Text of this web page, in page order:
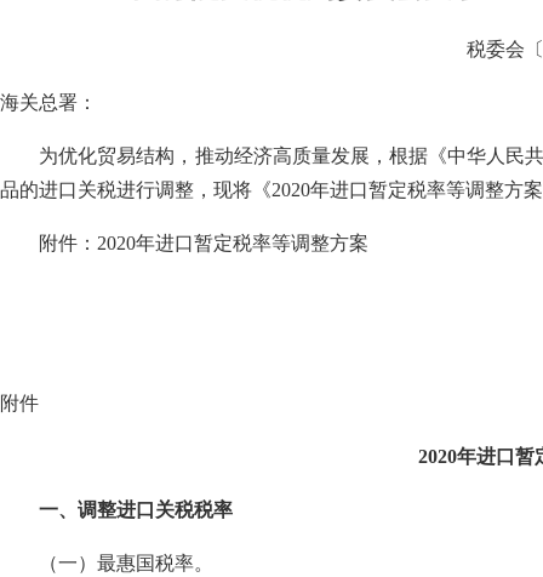
税委会
海关总署：
为优化贸易结构，推动经济高质量发展，根据《中华人民共
品的进口关税进行调整，现将《2020年进口暂定税率等调整方
附件：2020年进口暂定税率等调整方案
附件
2020年进口
一、调整进口关税税率
（一）最惠国税率。